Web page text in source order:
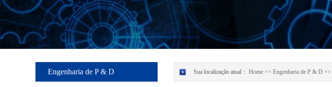
Engenharia de P & D Sua localização atual： Home >> Engenharia de P & D >>